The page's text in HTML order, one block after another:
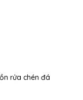
rửa chén đá